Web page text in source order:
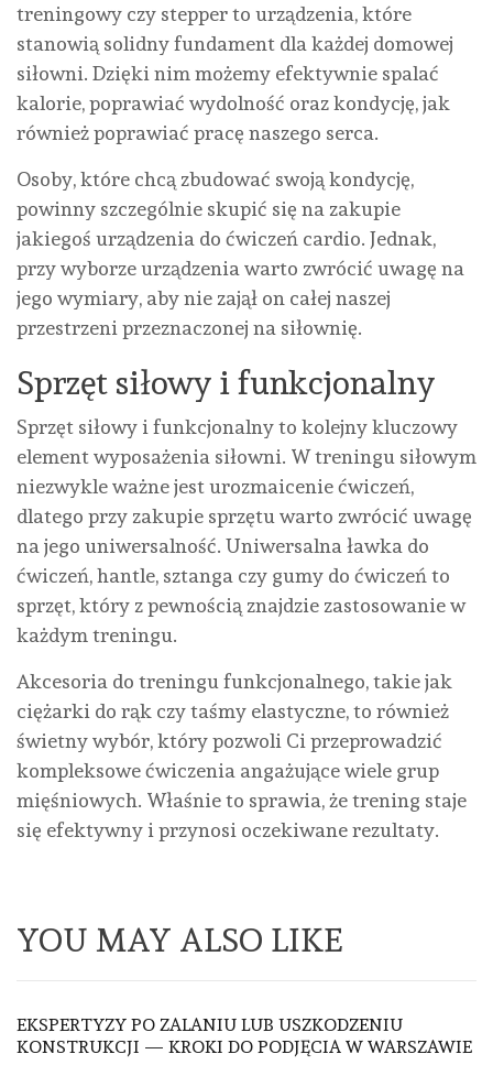
treningowy czy stepper to urządzenia, które
stanowią solidny fundament dla każdej domowej
siłowni. Dzięki nim możemy efektywnie spalać
kalorie, poprawiać wydolność oraz kondycję, jak
również poprawiać pracę naszego serca.
Osoby, które chcą zbudować swoją kondycję,
powinny szczególnie skupić się na zakupie
jakiegoś urządzenia do ćwiczeń cardio. Jednak,
przy wyborze urządzenia warto zwrócić uwagę na
jego wymiary, aby nie zajął on całej naszej
przestrzeni przeznaczonej na siłownię.
Sprzęt siłowy i funkcjonalny
Sprzęt siłowy i funkcjonalny to kolejny kluczowy
element wyposażenia siłowni. W treningu siłowym
niezwykle ważne jest urozmaicenie ćwiczeń,
dlatego przy zakupie sprzętu warto zwrócić uwagę
na jego uniwersalność. Uniwersalna ławka do
ćwiczeń, hantle, sztanga czy gumy do ćwiczeń to
sprzęt, który z pewnością znajdzie zastosowanie w
każdym treningu.
Akcesoria do treningu funkcjonalnego, takie jak
ciężarki do rąk czy taśmy elastyczne, to również
świetny wybór, który pozwoli Ci przeprowadzić
kompleksowe ćwiczenia angażujące wiele grup
mięśniowych. Właśnie to sprawia, że trening staje
się efektywny i przynosi oczekiwane rezultaty.
YOU MAY ALSO LIKE
EKSPERTYZY PO ZALANIU LUB USZKODZENIU
KONSTRUKCJI — KROKI DO PODJĘCIA W WARSZAWIE